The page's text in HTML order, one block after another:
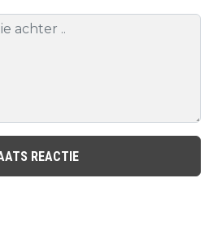
REACTIE